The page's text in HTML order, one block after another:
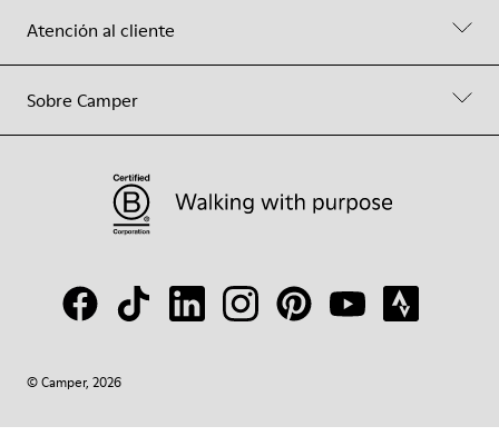
Atención al cliente
Sobre Camper
© Camper, 2026